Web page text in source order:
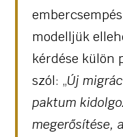
modelljük
kérdése külön
szól: „Új
paktum
megerősítése,